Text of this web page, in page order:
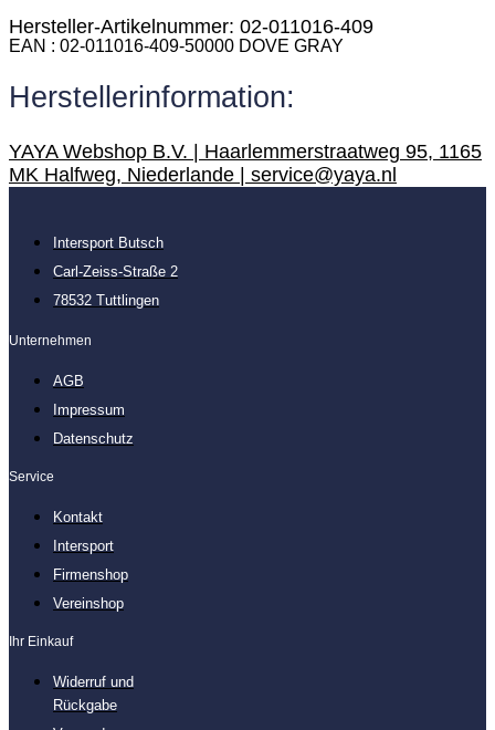
Hersteller-Artikelnummer: 02-011016-409
EAN 02-011016-409-50000 DOVE GRAY
Herstellerinformation:
YAYA Webshop B.V. | Haarlemmerstraatweg 95, 1165
MK Halfweg, Niederlande | service@yaya.nl
Intersport Butsch
Carl-Zeiss-Straße 2
78532 Tuttlingen
Unternehmen
AGB
Impressum
Datenschutz
Service
Kontakt
Intersport
Firmenshop
Vereinshop
Ihr Einkauf
Widerruf und
Rückgabe